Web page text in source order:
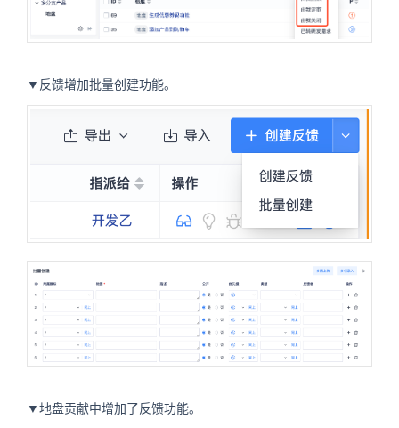
▼反馈增加批量创建功能。
▼地盘贡献中增加了反馈功能。